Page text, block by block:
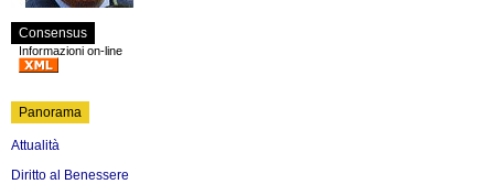
Consensus
Informazioni on-line
Panorama
Attualità
Diritto al Benessere